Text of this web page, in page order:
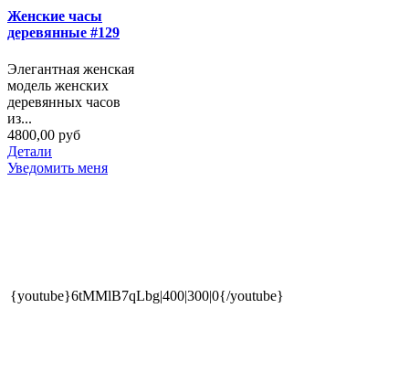
Женские часы
деревянные #129
Элегантная женская
модель женских
деревянных часов
из...
4800,00 руб
Детали
Уведомить меня
{youtube}6tMMlB7qLbg|400|300|0{/youtube}